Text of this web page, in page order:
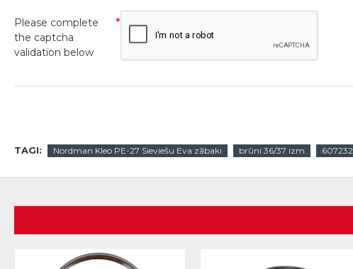
Please complete
the captcha
validation below
TAGI: Nordman Kleo PE-27 Sieviešu Eva zābaki brūni 36/37 izm 607232